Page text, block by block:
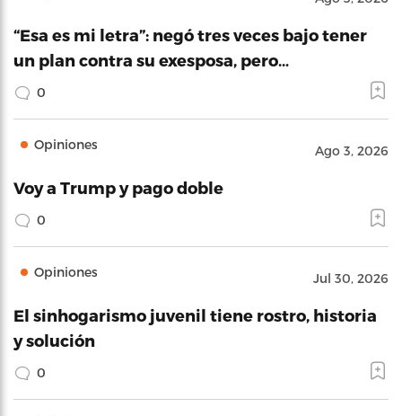
“Esa es mi letra”: negó tres veces bajo tener
un plan contra su exesposa, pero…
0
Opiniones Ago 3, 2026
Voy a Trump y pago doble
0
Opiniones Jul 30, 2026
El sinhogarismo juvenil tiene rostro, historia
y solución
0